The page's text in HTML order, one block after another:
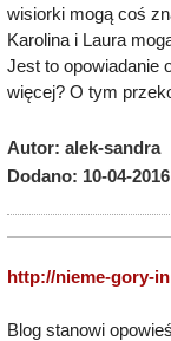
wisiorki mogą coś
Karolina i Laura
Jest to opowiadanie
więcej? O tym
Autor: alek-sandra
Dodano: 10-04-2016
http://nieme-gory-
Blog stanowi